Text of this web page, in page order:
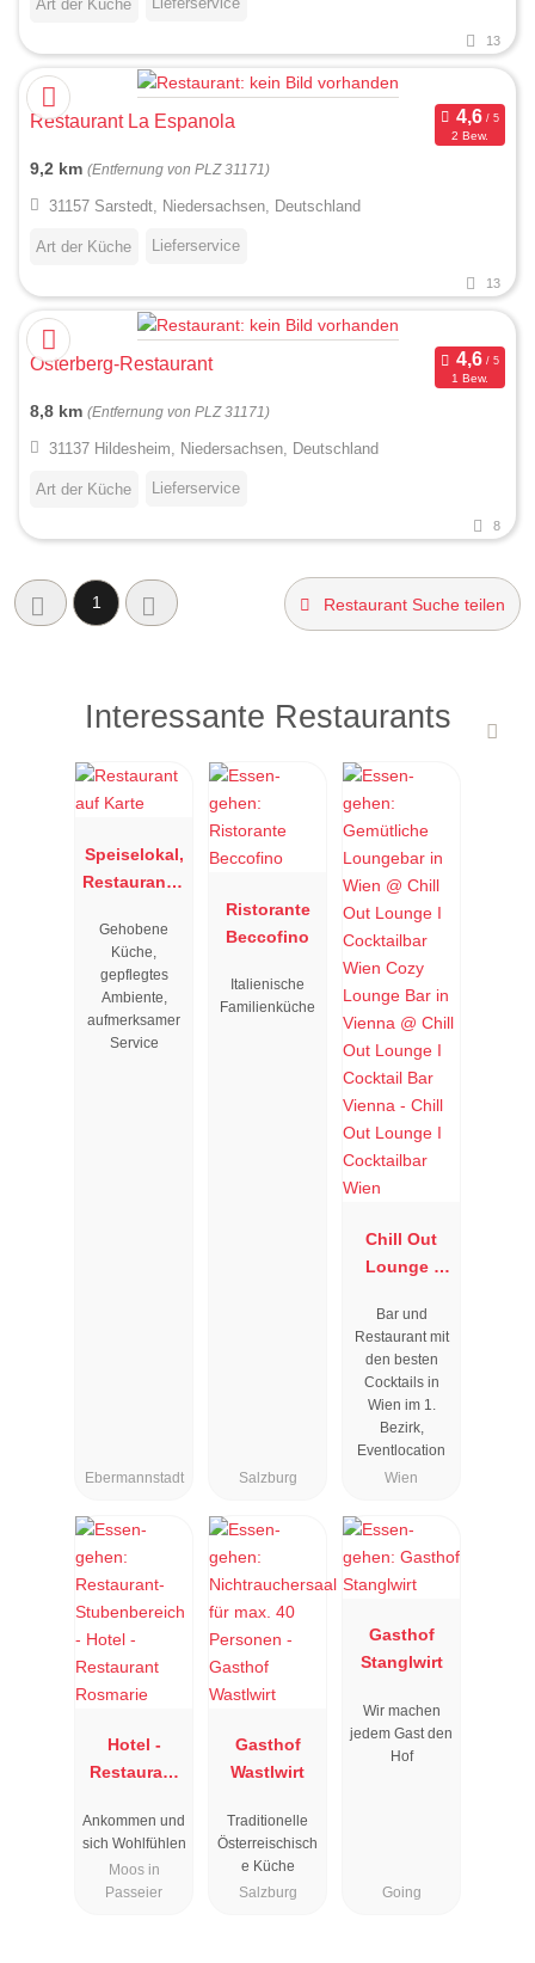
Art der Küche
13
Restaurant La Espanola
2 Bew.
9,2 km (Entfernung von PLZ 31171)
31157 Sarstedt, Niedersachsen, Deutschland
Art der Küche Lieferservice
13
Osterberg-Restaurant
1 Bew.
8,8 km (Entfernung von PLZ 31171)
31137 Hildesheim, Niedersachsen, Deutschland
Art der Küche Lieferservice
8
1 Restaurant Suche teilen
Interessante Restaurants
Speiselokal,
Restaurant "
"
Gehobene
Küche,
gepflegtes
Ambiente,
aufmerksamer
Service
Ebermannstadt
Ristorante
Beccofino
Italienische
Familienküche
Salzburg
Chill Out
Lounge I
Wien
Bar und
Restaurant mit
den besten
Cocktails in
Wien im 1.
Bezirk,
Eventlocation
Wien
Hotel -
Restaurant
Ankommen und
sich Wohlfühlen
Moos in
Passeier
Gasthof
Wastlwirt
Traditionelle
Österreischisch
e Küche
Salzburg
Gasthof
Stanglwirt
Wir machen
jedem Gast den
Hof
Going